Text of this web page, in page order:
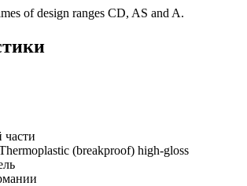
of design ranges CD, AS and A.
части
(breakproof) high-gloss